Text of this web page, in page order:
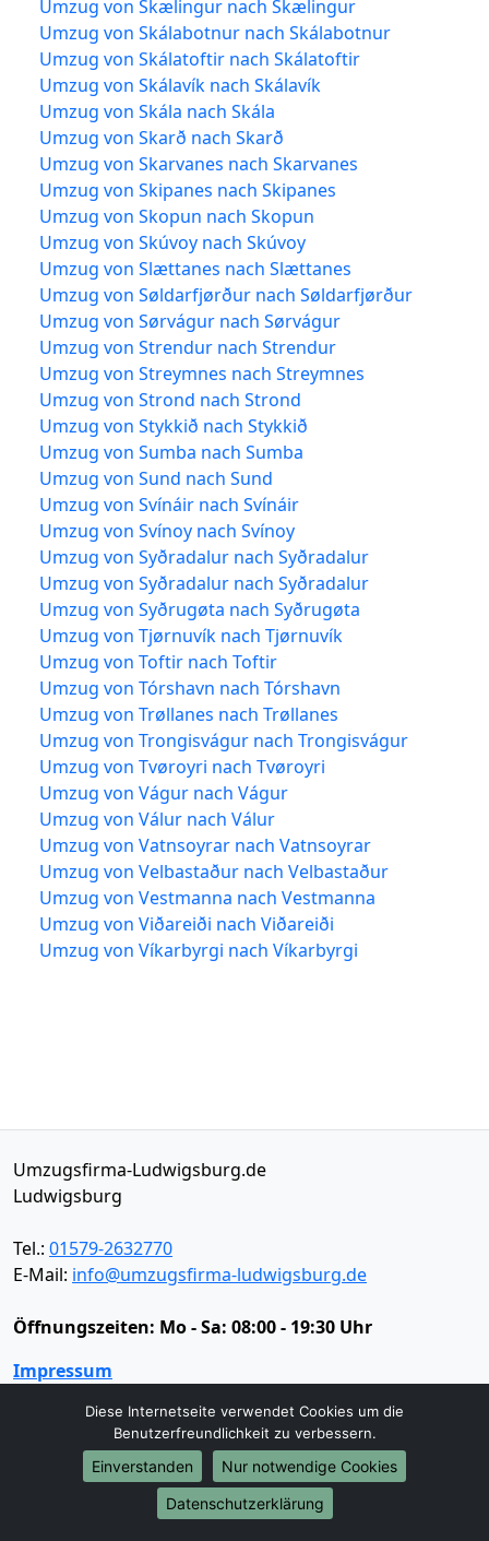
Umzug von Skælingur nach Skælingur
Umzug von Skálabotnur nach Skálabotnur
Umzug von Skálatoftir nach Skálatoftir
Umzug von Skálavík nach Skálavík
Umzug von Skála nach Skála
Umzug von Skarð nach Skarð
Umzug von Skarvanes nach Skarvanes
Umzug von Skipanes nach Skipanes
Umzug von Skopun nach Skopun
Umzug von Skúvoy nach Skúvoy
Umzug von Slættanes nach Slættanes
Umzug von Søldarfjørður nach Søldarfjørður
Umzug von Sørvágur nach Sørvágur
Umzug von Strendur nach Strendur
Umzug von Streymnes nach Streymnes
Umzug von Strond nach Strond
Umzug von Stykkið nach Stykkið
Umzug von Sumba nach Sumba
Umzug von Sund nach Sund
Umzug von Svínáir nach Svínáir
Umzug von Svínoy nach Svínoy
Umzug von Syðradalur nach Syðradalur
Umzug von Syðradalur nach Syðradalur
Umzug von Syðrugøta nach Syðrugøta
Umzug von Tjørnuvík nach Tjørnuvík
Umzug von Toftir nach Toftir
Umzug von Tórshavn nach Tórshavn
Umzug von Trøllanes nach Trøllanes
Umzug von Trongisvágur nach Trongisvágur
Umzug von Tvøroyri nach Tvøroyri
Umzug von Vágur nach Vágur
Umzug von Válur nach Válur
Umzug von Vatnsoyrar nach Vatnsoyrar
Umzug von Velbastaður nach Velbastaður
Umzug von Vestmanna nach Vestmanna
Umzug von Viðareiði nach Viðareiði
Umzug von Víkarbyrgi nach Víkarbyrgi
Umzugsfirma-Ludwigsburg.de
Ludwigsburg
Tel.: 01579-2632770
E-Mail: info@umzugsfirma-ludwigsburg.de
Öffnungszeiten: Mo - Sa: 08:00 - 19:30 Uhr
Impressum
Umzugsservice
Behördenumzug
Büroumzug
Diese Internetseite verwendet Cookies um die
Benutzerfreundlichkeit zu verbessern.
Einverstanden
Nur notwendige Cookies
Datenschutzerklärung